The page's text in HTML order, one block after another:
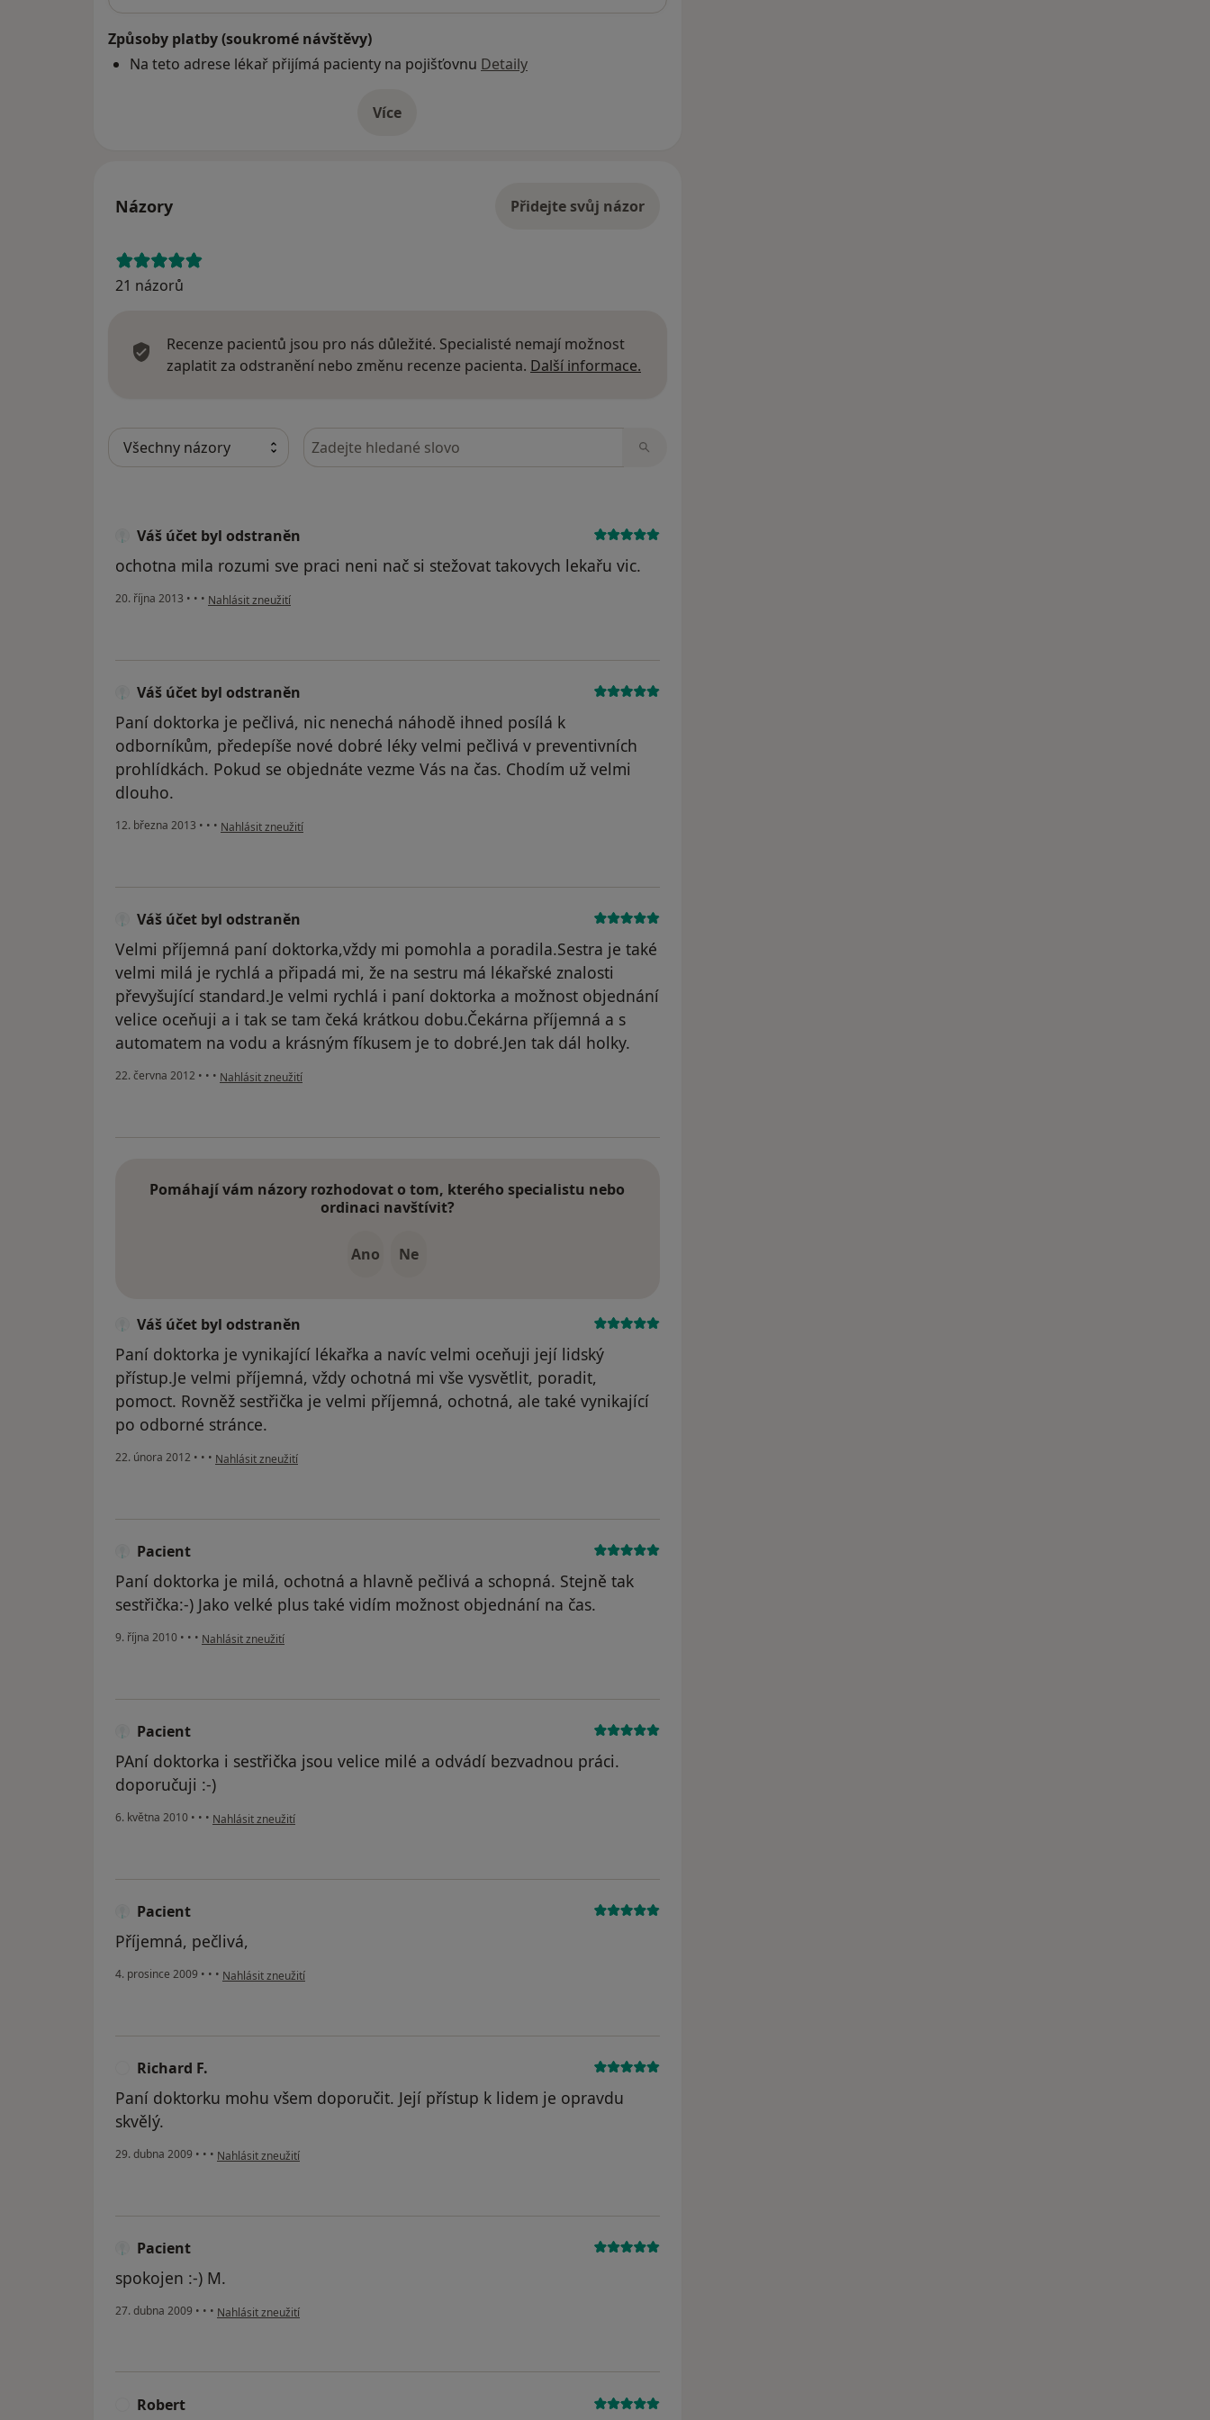
Způsoby platby (soukromé návštěvy)
Na teto adrese lékař přijímá pacienty na pojišťovnu Detaily
Víceo adrese
Názory Přidejte svůj názor
21 názorů
Recenze pacientů jsou pro nás důležité. Specialisté nemají možnost
zaplatit za odstranění nebo změnu recenze pacienta. Další informace.
Hledejte v názorech
Váš účet byl odstraněn
ochotna mila rozumi sve praci neni nač si stežovat takovych lekařu vic.
20. října 2013 • • • podle názoru uživatele Váš účet byl odstraněn
Nahlásit zneužití
Váš účet byl odstraněn
Paní doktorka je pečlivá, nic nenechá náhodě ihned posílá k
odborníkům, předepíše nové dobré léky velmi pečlivá v preventivních
prohlídkách. Pokud se objednáte vezme Vás na čas. Chodím už velmi
dlouho.
12. března 2013 • • • podle názoru uživatele Váš účet byl odstraněn
Nahlásit zneužití
Váš účet byl odstraněn
Velmi příjemná paní doktorka,vždy mi pomohla a poradila.Sestra je také
velmi milá je rychlá a připadá mi, že na sestru má lékařské znalosti
převyšující standard.Je velmi rychlá i paní doktorka a možnost objednání
velice oceňuji a i tak se tam čeká krátkou dobu.Čekárna příjemná a s
automatem na vodu a krásným fíkusem je to dobré.Jen tak dál holky.
22. června 2012 • • • podle názoru uživatele Váš účet byl odstraněn
Nahlásit zneužití
Pomáhají vám názory rozhodovat o tom, kterého specialistu nebo
ordinaci navštívit?
Ano Ne
Váš účet byl odstraněn
Paní doktorka je vynikající lékařka a navíc velmi oceňuji její lidský
přístup.Je velmi příjemná, vždy ochotná mi vše vysvětlit, poradit,
pomoct. Rovněž sestřička je velmi příjemná, ochotná, ale také vynikající
po odborné stránce.
22. února 2012 • • • podle názoru uživatele Váš účet byl odstraněn
Nahlásit zneužití
Pacient
Paní doktorka je milá, ochotná a hlavně pečlivá a schopná. Stejně tak
sestřička:-) Jako velké plus také vidím možnost objednání na čas.
9. října 2010 • • • podle názoru uživatele Pacient
Nahlásit zneužití
Pacient
PAní doktorka i sestřička jsou velice milé a odvádí bezvadnou práci.
doporučuji :-)
6. května 2010 • • • podle názoru uživatele Pacient
Nahlásit zneužití
Pacient
Příjemná, pečlivá,
4. prosince 2009 • • • podle názoru uživatele Pacient
Nahlásit zneužití
Richard F.
Paní doktorku mohu všem doporučit. Její přístup k lidem je opravdu
skvělý.
29. dubna 2009 • • • podle názoru uživatele Richard F.
Nahlásit zneužití
Pacient
spokojen :-) M.
27. dubna 2009 • • • podle názoru uživatele Pacient
Nahlásit zneužití
Robert